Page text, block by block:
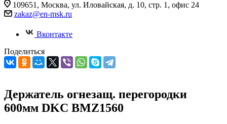
109651, Москва, ул. Иловайская, д. 10, стр. 1, офис 24
zakaz@en-msk.ru
Вконтакте
Поделиться
Держатель огнезащ. перегородки
600мм DKC BMZ1560